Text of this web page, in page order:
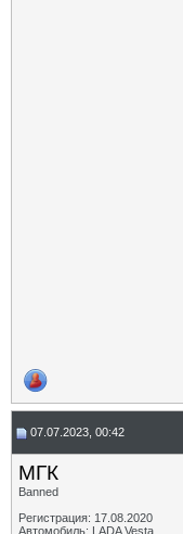
07.07.2023, 00:42
МГК
Banned
Регистрация: 17.08.2020
Автомобиль: LADA Vesta